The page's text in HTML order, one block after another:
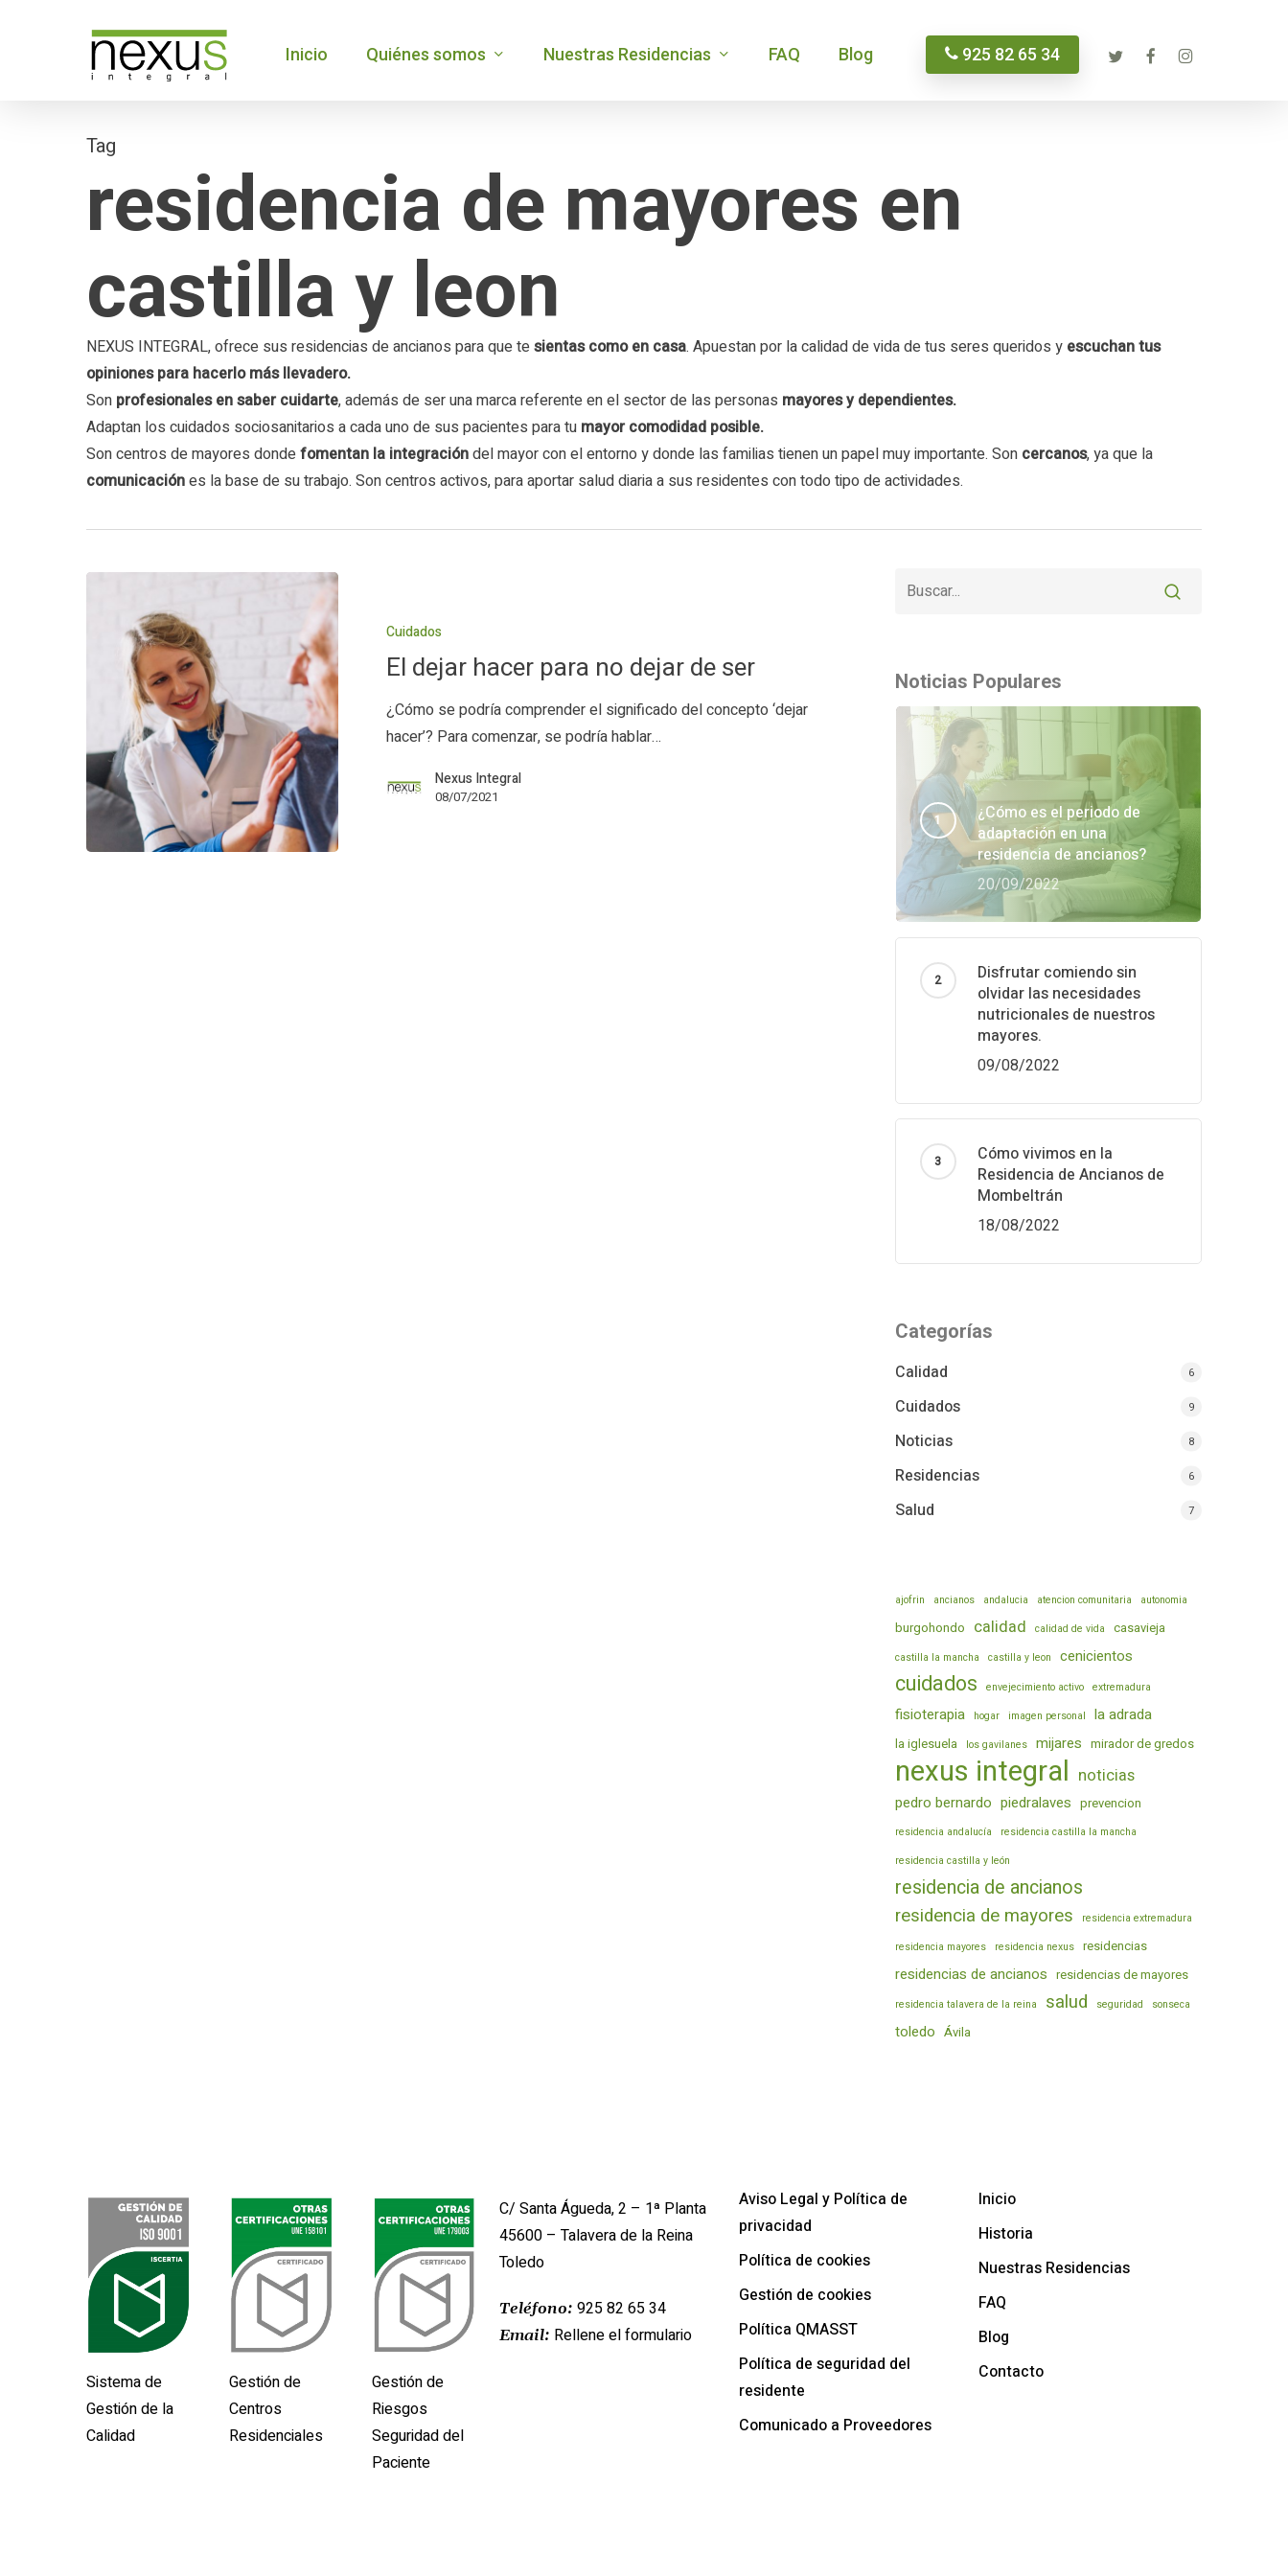
Inicio Quiénes somos Nuestras Residencias
Arroyo de San Serván
Malpartida de Cáceres
Ajofrín
Alamillo
Villahermosa
Casavieja
FAQ Blog 925 82 65 34 twitterfacebookinstagram
Tag
residencia de mayores en
castilla y leon
NEXUS INTEGRAL, ofrece sus residencias de ancianos para que tesientas como en casa. Apuestan por la calidad de vida de tus seres queridos y escuchan tus
opiniones para hacerlo más llevadero.
Son profesionales en saber cuidarte, además de ser una marca referente en el sector de las personas mayores y dependientes.
Adaptan los cuidados sociosanitarios a cada uno de sus pacientes para tu mayor comodidad posible.
Son centros de mayores dondefomentan la integracióndel mayor con el entorno y donde las familias tienen un papel muy importante. Son cercanos, ya que la
comunicaciónes la base de su trabajo. Son centros activos, para aportar salud diaria a sus residentes con todo tipo de actividades.
Cuidados
El dejar hacer para no dejar de ser
¿Cómo se podría comprender el significado del concepto ‘dejar
hacer’? Para comenzar, se podría hablar…
Nexus Integral
08/07/2021
Noticias Populares
¿Cómo es el periodo de
adaptación en una
residencia de ancianos?
20/09/2022
Disfrutar comiendo sin
olvidar las necesidades
nutricionales de nuestros
mayores.
09/08/2022
Cómo vivimos en la
Residencia de Ancianos de
Mombeltrán
18/08/2022
Categorías
Calidad
6
Cuidados 9
Noticias 8
Residencias 6
Salud 7
ajofrin ancianos andalucia atencion comunitaria autonomia
burgohondo calidad calidad de vida casavieja
castilla la mancha castilla y leon cenicientos
cuidados envejecimiento activo extremadura
fisioterapia hogar imagen personal la adrada
la iglesuela los gavilanes mijares mirador de gredos
nexus integral noticias
pedro bernardo piedralaves prevencion
residencia andalucía
residencia castilla la mancha
residencia castilla y león
residencia de ancianos
residencia de mayores
residencia extremadura
residencia mayores
residencia nexus residencias
residencias de ancianos residencias de mayores
residencia talavera de la reina salud seguridad sonseca
toledo Ávila
Sistema de
Gestión de la
Calidad
Gestión de
Centros
Residenciales
Gestión de
Riesgos
Seguridad del
Paciente
C/ Santa Águeda, 2 – 1ª Planta
45600 – Talavera de la Reina
Toledo
Teléfono: 925 82 65 34
Email: Rellene el formulario
Aviso Legal y Política de
privacidad
Política de cookies
Gestión de cookies
Política QMASST
Política de seguridad del
residente
Comunicado a Proveedores
Inicio
Historia
Nuestras Residencias
FAQ
Blog
Contacto